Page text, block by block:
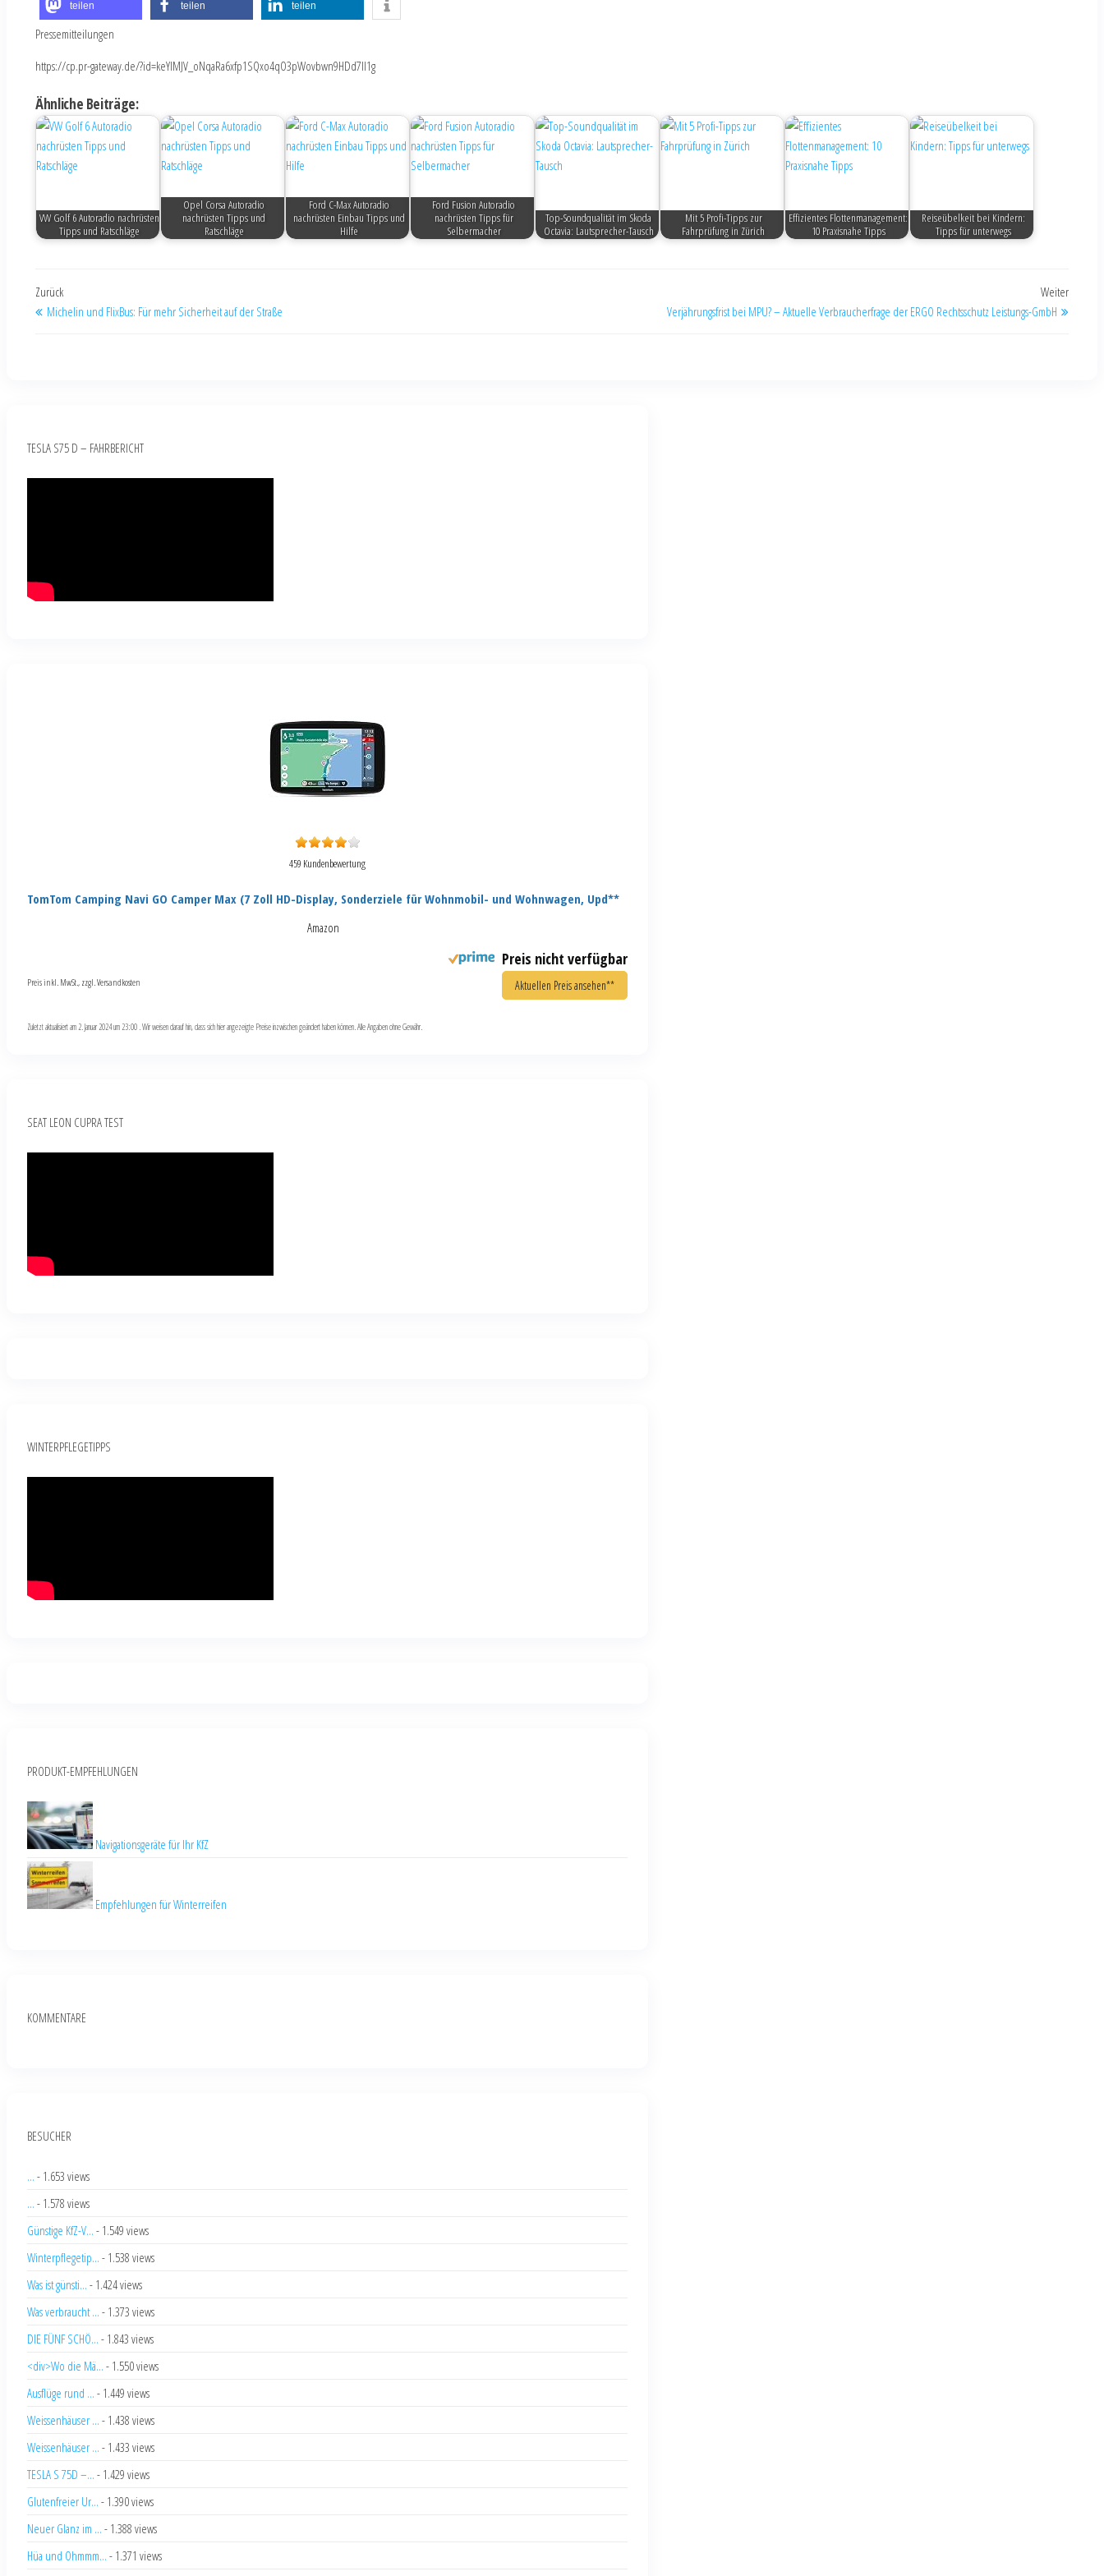
teilen teilen teilen
Pressemitteilungen
https://cp.pr-gateway.de/?id=keYlMJV_oNqaRa6xfp1SQxo4qO3pWovbwn9HDd7Il1g
Ähnliche Beiträge:
VW Golf 6 Autoradio nachrüsten
Tipps und Ratschläge
Opel Corsa Autoradio
nachrüsten Tipps und
Ratschläge
Ford C-Max Autoradio
nachrüsten Einbau Tipps und
Hilfe
Ford Fusion Autoradio
nachrüsten Tipps für
Selbermacher
Top-Soundqualität im Skoda
Octavia: Lautsprecher-Tausch
Mit 5 Profi-Tipps zur
Fahrprüfung in Zürich
Effizientes Flottenmanagement:
10 Praxisnahe Tipps
Reiseübelkeit bei Kindern:
Tipps für unterwegs
Zurück
Michelin und FlixBus: Für mehr Sicherheit auf der Straße
Weiter
Verjährungsfrist bei MPU? – Aktuelle Verbraucherfrage der ERGO Rechtsschutz Leistungs-GmbH
TESLA S75 D – FAHRBERICHT
459 Kundenbewertung
TomTom Camping Navi GO Camper Max (7 Zoll HD-Display, Sonderziele für Wohnmobil- und Wohnwagen, Upd**
Amazon
Preis nicht verfügbar
Aktuellen Preis ansehen**
Preis inkl. MwSt., zzgl. Versandkosten
Zuletzt aktualisiert am 2. Januar 2024 um 23:00 . Wir weisen darauf hin, dass sich hier angezeigte Preise inzwischen geändert haben können. Alle Angaben ohne Gewähr.
SEAT LEON CUPRA TEST
WINTERPFLEGETIPPS
PRODUKT-EMPFEHLUNGEN
Navigationsgeräte für Ihr KfZ
Empfehlungen für Winterreifen
KOMMENTARE
BESUCHER
... - 1.653 views
... - 1.578 views
Günstige KfZ-V... - 1.549 views
Winterpflegetip... - 1.538 views
Was ist günsti... - 1.424 views
Was verbraucht ... - 1.373 views
DIE FÜNF SCHÖ... - 1.843 views
<div>Wo die Mä... - 1.550 views
Ausflüge rund ... - 1.449 views
Weissenhäuser ... - 1.438 views
Weissenhäuser ... - 1.433 views
TESLA S 75D –... - 1.429 views
Glutenfreier Ur... - 1.390 views
Neuer Glanz im ... - 1.388 views
Hüa und Ohmmm... - 1.371 views